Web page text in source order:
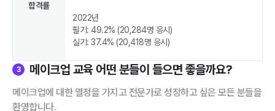
합격률
2022년
필기: 49.2% (20,284명 응시)
실기: 37.4% (20,418명 응시)
3 메이크업 교육 어떤 분들이 들으면 좋을까요?
메이크업에 대한 열정을 가지고 전문가로 성장하고 싶은 모든 분들을
환영합니다.